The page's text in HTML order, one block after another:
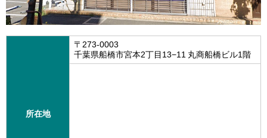
所在地
〒273-0003
千葉県船橋市宮本2丁目13−11 丸商船橋ビル1階